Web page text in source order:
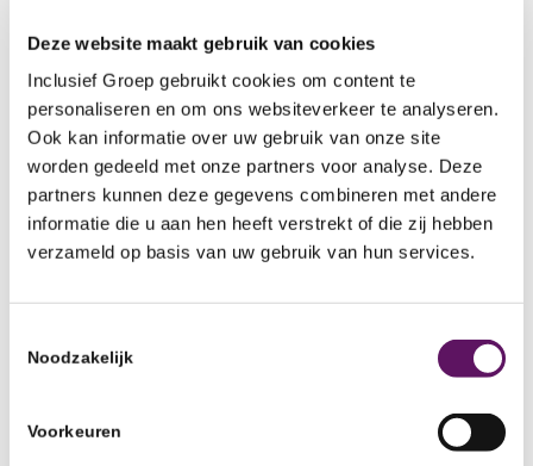
Deze website maakt gebruik van cookies
Inclusief Groep gebruikt cookies om content te
personaliseren en om ons websiteverkeer te analyseren.
Ook kan informatie over uw gebruik van onze site
worden gedeeld met onze partners voor analyse. Deze
partners kunnen deze gegevens combineren met andere
informatie die u aan hen heeft verstrekt of die zij hebben
verzameld op basis van uw gebruik van hun services.
Noodzakelijk
Voorkeuren
Frank Boesschoten, vestigingsleider, is belast met de
werving van deze verkeersregelaars. De eerste
gesprekken zijn geweest om de mogelijkheden voor
samenwerking te onderzoeken.
Op dit moment zijn er nog geen kandidaten die hier
geschikt voor zijn, maar we gaan ervan uit dat deze er
match